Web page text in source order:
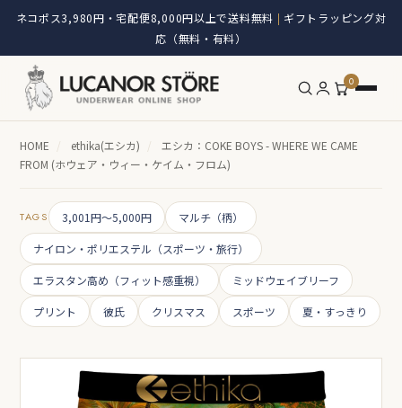
ネコポス3,980円・宅配便8,000円以上で送料無料 | ギフトラッピング対
応（無料・有料）
0
HOME / ethika(エシカ) /
エシカ：COKE BOYS - WHERE WE CAME
FROM (ホウェア・ウィー・ケイム・フロム)
TAGS 3,001円～5,000円 マルチ（柄）
ナイロン・ポリエステル（スポーツ・旅行）
エラスタン高め（フィット感重視） ミッドウェイブリーフ
プリント 彼氏 クリスマス スポーツ 夏・すっきり